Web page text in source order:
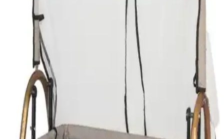
Modellerinin Karşılaştırması
Polly Baby'nin iki popüler beşik modeli, taşınabilirlik ve konfor
özellikleriyle ebeveynlerin ilgisini çekiyor. Bu karşılaştırma,
kullanım kolaylığı ve tasarım detaylarıyla en uygun beşiği seçmenize
yardımcı olur.
Bamgidoo Ahşap Bebek Beşikleri Karşılaştırması
Modern ve Güvenli Seçenekler
İki Bamgidoo ahşap beşik modelini detaylı karşılaştırıyoruz.
Güvenlik, konfor ve kullanım kolaylığıyla öne çıkan bu beşikler,
doğal malzeme ve modern tasarımlarıyla ebeveynlerin tercihleri
arasında yer alıyor.